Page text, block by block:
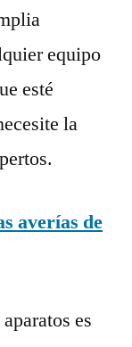
equipo
esté
la
averías de
es